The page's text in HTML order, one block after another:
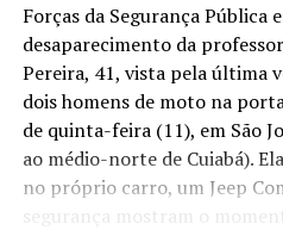
Acusados de omissão
Para o presidente da
não pode ser tolerado e
cumprido e que providências
sejam aplicadas. Para ele, a
tratada como “omissão”
Forças da Segurança Pública
desaparecimento da
Pereira, 41, vista pela última
dois homens de moto na
de quinta-feira (11), em São
ao médio-norte de Cuiabá).
no próprio carro, um Jeep
segurança mostram o